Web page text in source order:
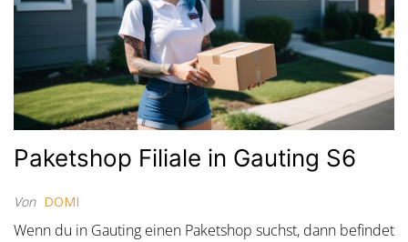
Paketshop Filiale in Gauting S6
Von DOMI
Wenn du in Gauting einen Paketshop suchst, dann befindet